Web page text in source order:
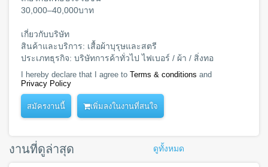
30,000–40,000บาท
เกี่ยวกับบริษัท
สินค้าและบริการ: เสื้อผ้าบุรุษและสตรี
ประเภทธุรกิจ: บริษัทการค้าทั่วไป ไฟเบอร์ / ผ้า / สิ่งทอ
I hereby declare that I agree to Terms & conditions and
Privacy Policy
เพิ่มลงในงานที่สนใจ
งานที่ดูล่าสุด ดูทั้งหมด